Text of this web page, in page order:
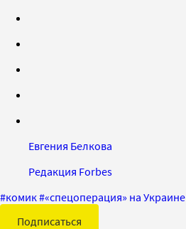
Евгения Белкова
Редакция Forbes
#комик#«спецоперация» на Украине
Подписаться